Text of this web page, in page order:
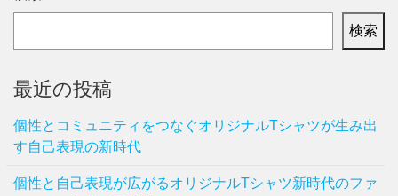
検索
最近の投稿
個性とコミュニティをつなぐオリジナルTシャツが生み出
す自己表現の新時代
個性と自己表現が広がるオリジナルTシャツ新時代のファ